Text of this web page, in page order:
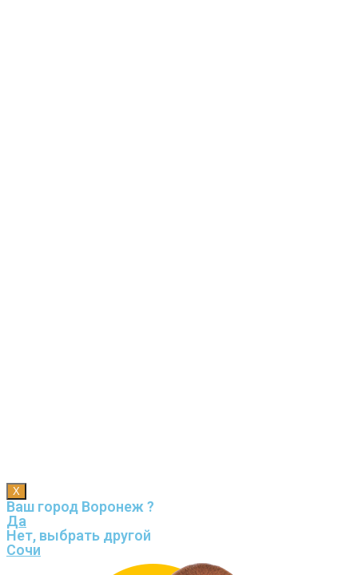
X
Ваш город Воронеж ?
Да
Нет, выбрать другой
Сочи